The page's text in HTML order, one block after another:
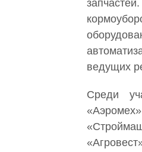
ведущих
Среди